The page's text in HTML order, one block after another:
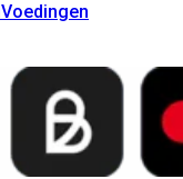
Voedingen